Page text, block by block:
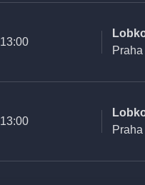
13:00
Praha
13:00
Praha